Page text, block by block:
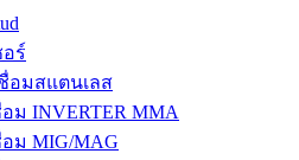
อร์
อมสแตนเลส
ม INVERTER MMA
อม MIG/MAG